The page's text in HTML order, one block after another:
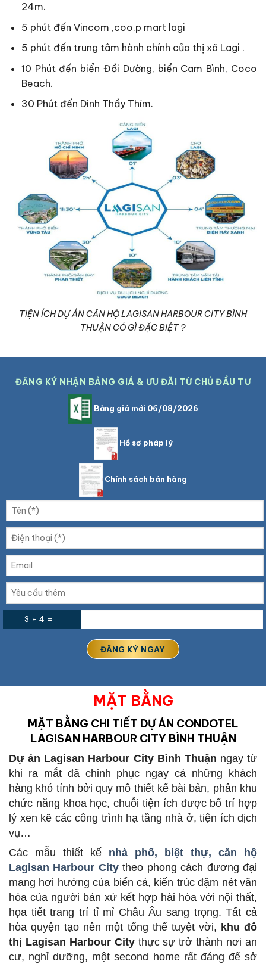
24m.
5 phút đến Vincom ,coo.p mart lagi
5 phút đến trung tâm hành chính của thị xã Lagi .
10 Phút đến biển Đồi Dường, biển Cam Bình, Coco
Beach.
30 Phút đến Dinh Thầy Thím.
TIỆN ÍCH DỰ ÁN CĂN HỘ LAGISAN HARBOUR CITY BÌNH
THUẬN CÓ GÌ ĐẶC BIỆT ?
ĐĂNG KÝ NHẬN BẢNG GIÁ & ƯU ĐÃI TỪ CHỦ ĐẦU TƯ
Bảng giá mới 06/08/2026
Hồ sơ pháp lý
Chính sách bán hàng
3 + 4 =
MẶT BẰNG
MẶT BẰNG CHI TIẾT DỰ ÁN CONDOTEL
LAGISAN HARBOUR CITY BÌNH THUẬN
Dự án Lagisan Harbour City Bình Thuận ngay từ
khi ra mắt đã chinh phục ngay cả những khách
hàng khó tính bởi quy mô thiết kế bài bản, phân khu
chức năng khoa học, chuỗi tiện ích được bố trí hợp
lý xen kẽ các công trình hạ tầng nhà ở, tiện ích dịch
vụ…
Các mẫu thiết kế nhà phố, biệt thự, căn hộ
Lagisan Harbour Citytheo phong cách đương đại
mang hơi hướng của biển cả, kiến trúc đậm nét văn
hóa của người bản xứ kết hợp hài hòa với nội thất,
họa tiết trang trí tỉ mỉ Châu Âu sang trọng. Tất cả
hòa quyện tạo nên một tổng thể tuyệt vời, khu đô
thị Lagisan Harbour Citythực sự trở thành nơi an
cư, nghỉ dưỡng, một second home rất đáng để sở